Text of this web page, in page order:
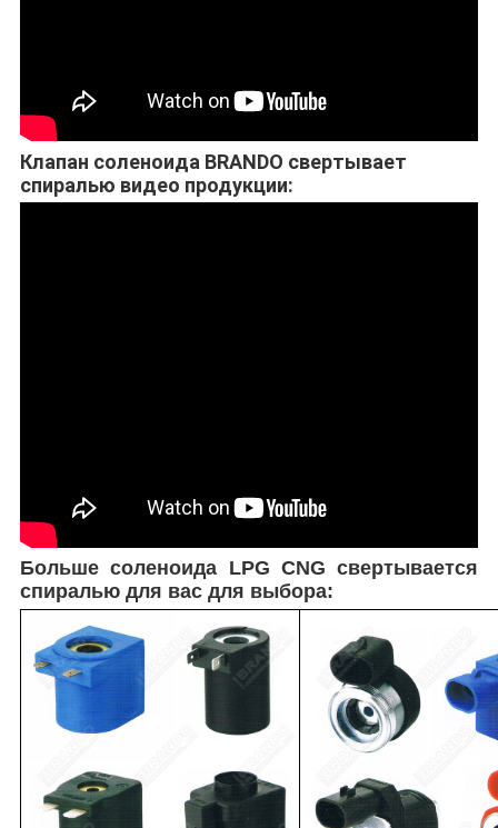
Клапан соленоида BRANDO свертывает
спиралью видео продукции:
Больше соленоида LPG CNG свертывается
спиралью для вас для выбора: